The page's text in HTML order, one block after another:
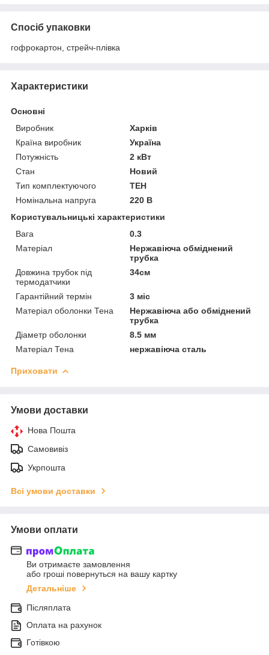
Спосіб упаковки
гофрокартон, стрейч-плівка
Характеристики
Основні
Виробник
Харків
Країна виробник
Україна
Потужність
2 кВт
Стан
Новий
Тип комплектуючого
ТЕН
Номінальна напруга
220 В
Користувальницькі характеристики
Вага
0.3
Матеріал
Нержавіюча обміднений
трубка
Довжина трубок під
термодатчики
34см
Гарантійний термін
3 міс
Матеріал оболонки Тена
Нержавіюча або обміднений
трубка
Діаметр оболонки
8.5 мм
Матеріал Тена
нержавіюча сталь
Приховати
Умови доставки
Нова Пошта
Самовивіз
Укрпошта
Всі умови доставки
Умови оплати
Ви отримаєте замовлення
або гроші повернуться на вашу картку
Детальніше
Післяплата
Оплата на рахунок
Готівкою